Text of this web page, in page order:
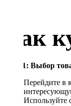
Как
Шаг 1: Выбор
Перейдите в
Используйте